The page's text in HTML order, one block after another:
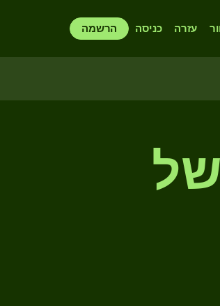
עזרה כניסה הרשמה
של